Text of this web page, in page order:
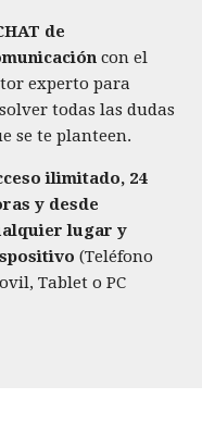
de
con el
experto para
todas las dudas
se te planteen.
ilimitado, 24
y desde
lugar y
(Teléfono
Tablet o PC